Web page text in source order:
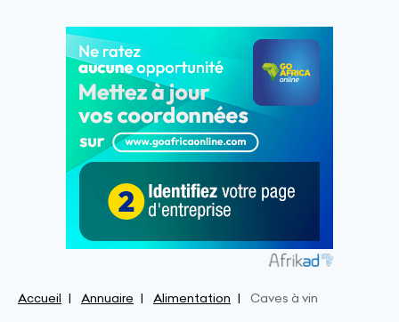
Accueil Annuaire Alimentation Caves à vin